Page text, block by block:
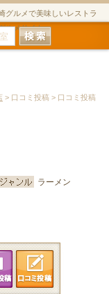
グルメで美味しいレストラ
ルメサイト
> 口コミ投稿 > 口コミ投稿
ラーメン